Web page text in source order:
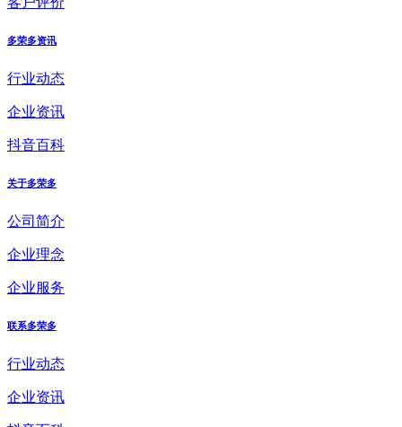
多荣多资讯
行业动态
企业资讯
抖音百科
关于多荣多
公司简介
企业理念
企业服务
联系多荣多
行业动态
企业资讯